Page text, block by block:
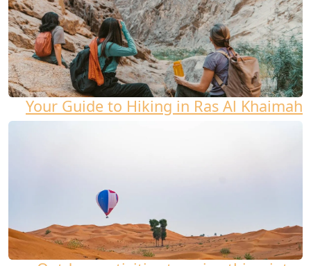
Your Guide to Hiking in Ras Al Khaimah